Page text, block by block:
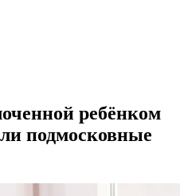
ребёнком
подмосковные